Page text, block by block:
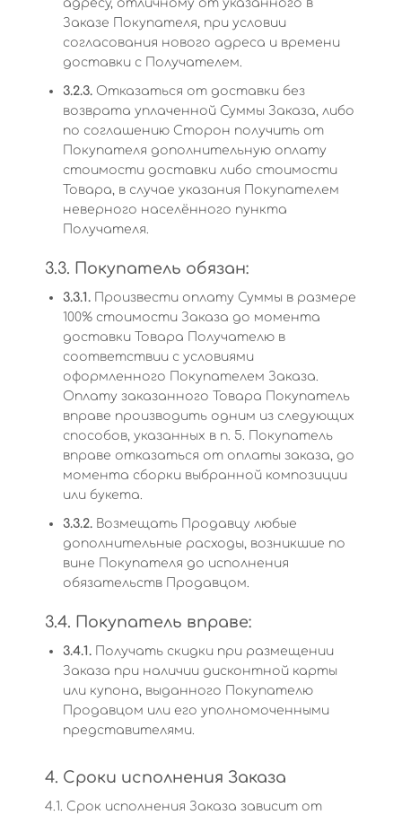
адресу, отличному от указанного в
Заказе Покупателя, при условии
согласования нового адреса и времени
доставки с Получателем.
3.2.3. Отказаться от доставки без
возврата уплаченной Суммы Заказа, либо
по соглашению Сторон получить от
Покупателя дополнительную оплату
стоимости доставки либо стоимости
Товара, в случае указания Покупателем
неверного населённого пункта
Получателя.
3.3. Покупатель обязан:
3.3.1. Произвести оплату Суммы в размере
100% стоимости Заказа до момента
доставки Товара Получателю в
соответствии с условиями
оформленного Покупателем Заказа.
Оплату заказанного Товара Покупатель
вправе производить одним из следующих
способов, указанных в п. 5. Покупатель
вправе отказаться от оплаты заказа, до
момента сборки выбранной композиции
или букета.
3.3.2. Возмещать Продавцу любые
дополнительные расходы, возникшие по
вине Покупателя до исполнения
обязательств Продавцом.
3.4. Покупатель вправе:
3.4.1. Получать скидки при размещении
Заказа при наличии дисконтной карты
или купона, выданного Покупателю
Продавцом или его уполномоченными
представителями.
4. Сроки исполнения Заказа
4.1. Срок исполнения Заказа зависит от